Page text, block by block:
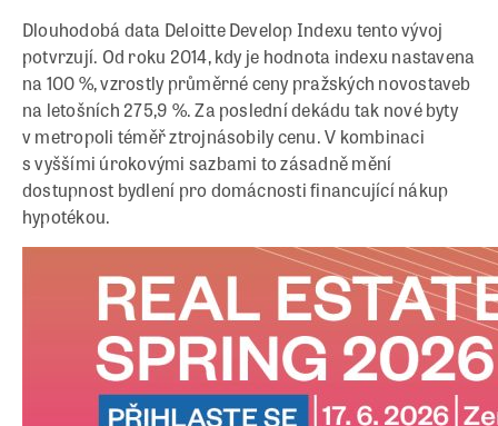
Dlouhodobá data Deloitte Develop Indexu tento vývoj
potvrzují. Od roku 2014, kdy je hodnota indexu nastavena
na 100 %, vzrostly průměrné ceny pražských novostaveb
na letošních 275,9 %. Za poslední dekádu tak nové byty
v metropoli téměř ztrojnásobily cenu. V kombinaci
s vyššími úrokovými sazbami to zásadně mění
dostupnost bydlení pro domácnosti financující nákup
hypotékou.